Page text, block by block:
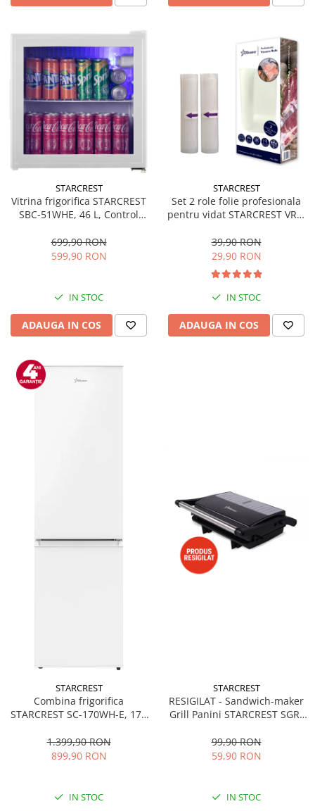
STARCREST
Vitrina frigorifica STARCREST
SBC-51WHE, 46 L, Control
48.8 cm, Alb
699,90 RON
599,90 RON
IN STOC
ADAUGA IN COS
STARCREST
Set 2 role folie profesionala
pentru vidat STARCREST VRL-
reutilizabile, sous vide,
lavabile in masina de spalat,
fara BPA, transparent
39,90 RON
29,90 RON
IN STOC
ADAUGA IN COS
STARCREST
Combina frigorifica
STARCREST SC-170WH-E, 170
Termostat reglabil, Iluminare
LED, Picioare ajustabile, Usi
1.399,90 RON
899,90 RON
IN STOC
STARCREST
RESIGILAT - Sandwich-maker
Grill Panini STARCREST SGR-
nonaderente, Deschidere
180°, Suprafata de gatire 23 x
99,90 RON
59,90 RON
IN STOC